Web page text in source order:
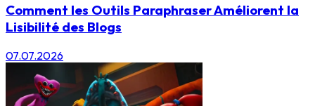
Comment les Outils Paraphraser Améliorent la
Lisibilité des Blogs
07.07.2026